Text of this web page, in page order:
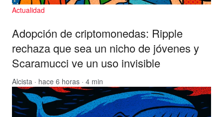
Actualidad
Adopción de criptomonedas: Ripple
rechaza que sea un nicho de jóvenes y
Scaramucci ve un uso invisible
Alcista · hace 6 horas · 4 min